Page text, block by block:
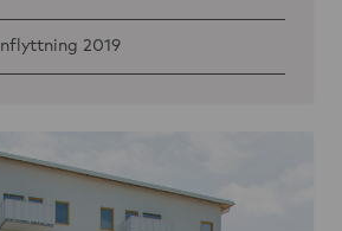
Inflyttning 2019